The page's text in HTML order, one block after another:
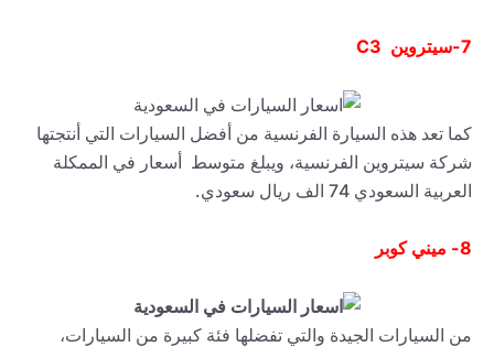
7- سيتروين C3
كما تعد هذه السيارة الفرنسية من أفضل السيارات التي أنتجتها
شركة سيتروين الفرنسية، ويبلغ متوسط أسعار في الممكلة
العربية السعودي 74 الف ريال سعودي.
8- ميني كوبر
من السيارات الجيدة والتي تفضلها فئة كبيرة من السيارات،